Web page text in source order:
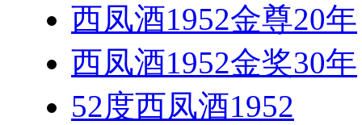
西凤酒1952金尊20年
西凤酒1952金奖30年
52度西凤酒1952